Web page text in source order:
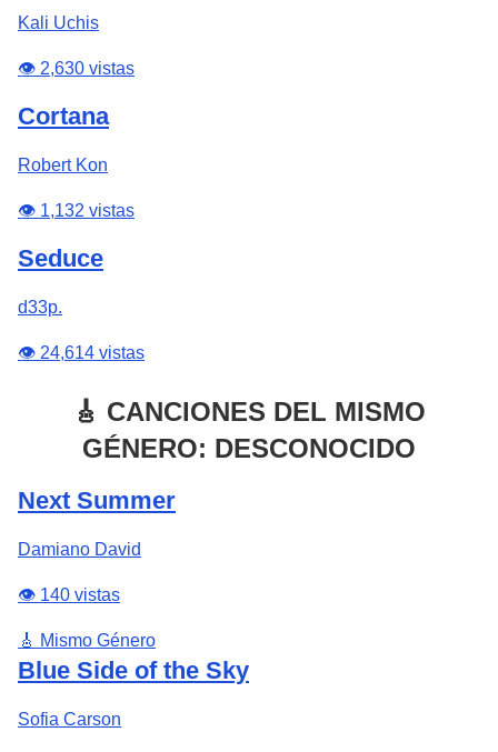
Kali Uchis
👁️ 2,630 vistas
Cortana
Robert Kon
👁️ 1,132 vistas
Seduce
d33p.
👁️ 24,614 vistas
🎸 CANCIONES DEL MISMO
GÉNERO: DESCONOCIDO
Next Summer
Damiano David
👁️ 140 vistas
🎸 Mismo Género
Blue Side of the Sky
Sofia Carson